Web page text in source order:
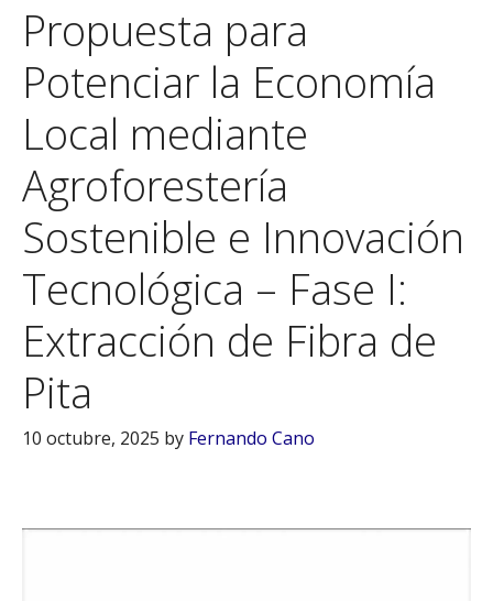
Propuesta para
Potenciar la Economía
Local mediante
Agroforestería
Sostenible e Innovación
Tecnológica – Fase I:
Extracción de Fibra de
Pita
10 octubre, 2025 by Fernando Cano